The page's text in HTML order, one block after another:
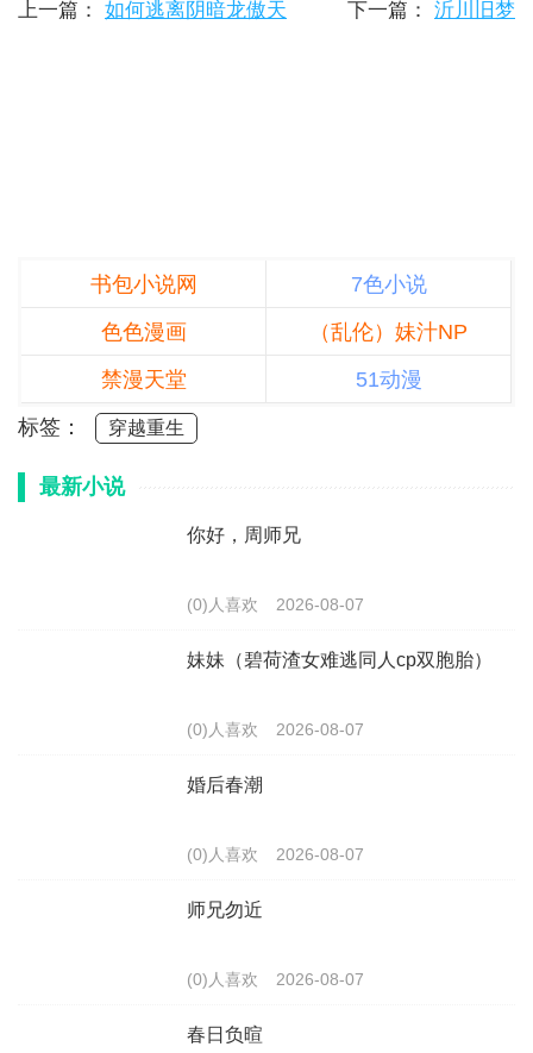
上一篇： 如何逃离阴暗龙傲天 下一篇： 沂川旧梦
书包小说网
7色小说
色色漫画
（乱伦）妹汁NP
禁漫天堂
51动漫
标签：
穿越重生
最新小说
你好，周师兄
(0)人喜欢 2026-08-07
妹妹（碧荷渣女难逃同人cp双胞胎）
(0)人喜欢 2026-08-07
婚后春潮
(0)人喜欢 2026-08-07
师兄勿近
(0)人喜欢 2026-08-07
春日负暄